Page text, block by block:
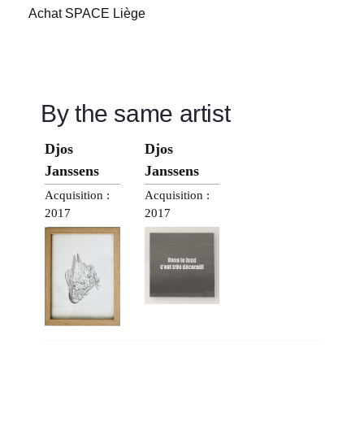
Achat SPACE Liège
By the same artist
Djos
Janssens
Acquisition :
2017
Djos
Janssens
Acquisition :
2017